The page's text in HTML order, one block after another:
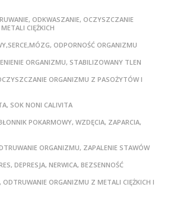
ODKWASZANIE, OCZYSZCZANIE
CIĘŻKICH
ODPORNOŚĆ ORGANIZMU
ORGANIZMU, STABILIZOWANY TLEN
ORGANIZMU Z PASOŻYTÓW I
SOK NONI CALIVITA
POKARMOWY, WZDĘCIA, ZAPARCIA,
ORGANIZMU, ZAPALENIE STAWÓW
DEPRESJA, NERWICA, BEZSENNOŚĆ
ODTRUWANIE ORGANIZMU Z METALI CIĘŻKICH I